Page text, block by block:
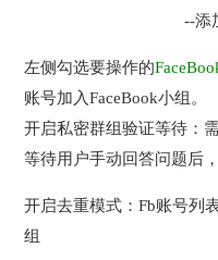
--添
左侧勾选要操作的
账号加入FaceBook小组。
开启私密群组验证等待：
等待用户手动回答问题后
开启去重模式：Fb账号列
组